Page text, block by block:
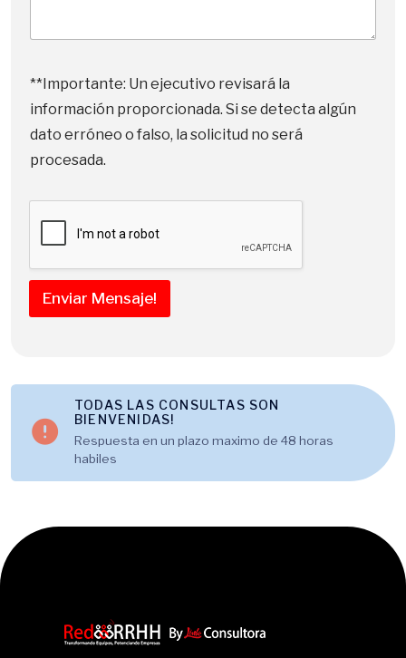
**Importante: Un ejecutivo revisará la
información proporcionada. Si se detecta algún
dato erróneo o falso, la solicitud no será
procesada.
Enviar Mensaje!
TODAS LAS CONSULTAS SON
BIENVENIDAS!
Respuesta en un plazo maximo de 48 horas
habiles